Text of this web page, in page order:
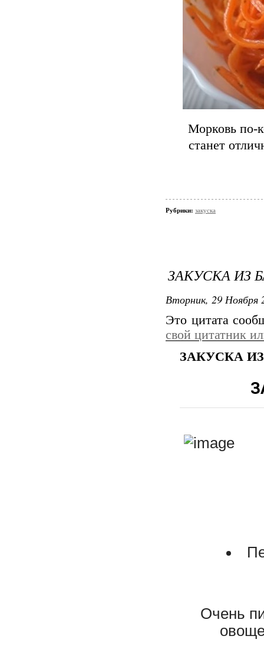
Морковь по-
станет
Рубрики: закуска
ЗАКУСКА ИЗ
Вторник, 29 Ноября
Это цитата
свой цитатник
ЗАКУСКА
Очень